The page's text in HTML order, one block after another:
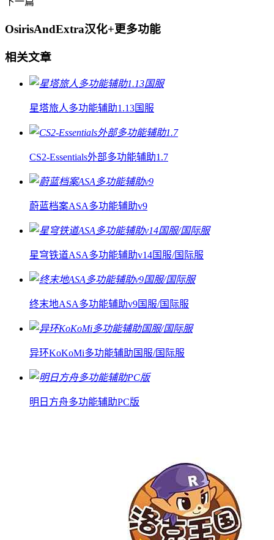
OsirisAndExtra汉化+更多功能
相关文章
星塔旅人多功能辅助1.13国服
CS2-Essentials外部多功能辅助1.7
蔚蓝档案ASA多功能辅助v9
星穹铁道ASA多功能辅助v14国服/国际服
终末地ASA多功能辅助v9国服/国际服
异环KoKoMi多功能辅助国服/国际服
明日方舟多功能辅助PC版